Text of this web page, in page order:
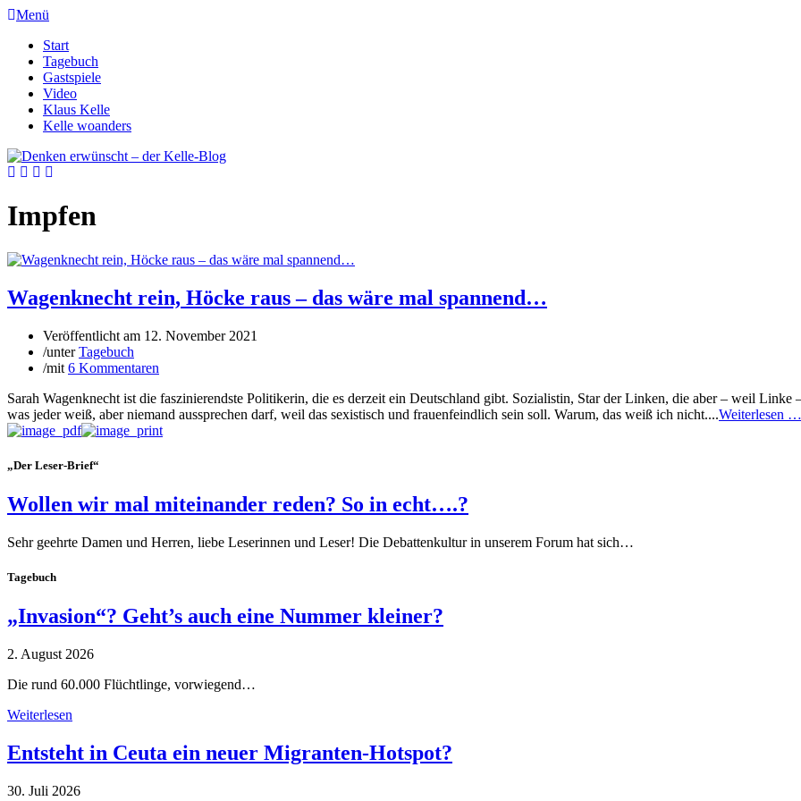
Menü
Start
Tagebuch
Gastspiele
Video
Klaus Kelle
Kelle woanders
Impfen
Wagenknecht rein, Höcke raus – das wäre mal spannend…
Veröffentlicht am 12. November 2021
/unterTagebuch
/mit 6 Kommentaren
Sarah Wagenknecht ist die faszinierendste Politikerin, die es derzeit ein Deutschland gibt. Sozialistin, Star der Linken, die aber – weil
was jeder weiß, aber niemand aussprechen darf, weil das sexistisch und frauenfeindlich sein soll. Warum, das weiß ich nicht....Weiterlesen …
„Der Leser-Brief“
Wollen wir mal miteinander reden? So in echt….?
Sehr geehrte Damen und Herren, liebe Leserinnen und Leser! Die Debattenkultur in unserem Forum hat sich…
Tagebuch
„Invasion“? Geht’s auch eine Nummer kleiner?
2. August 2026
Die rund 60.000 Flüchtlinge, vorwiegend…
Weiterlesen
Entsteht in Ceuta ein neuer Migranten-Hotspot?
30. Juli 2026